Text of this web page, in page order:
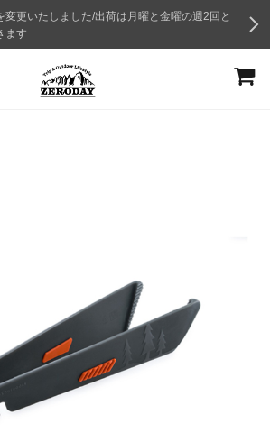
変更いたしました/出荷は月曜と金曜の週2回と
ます